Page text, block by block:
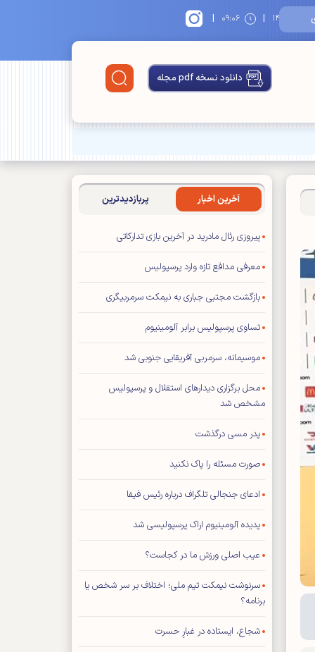
| ۰۹:۰۶ |
دانلود نسخه pdf مجله
آخرین اخبار پربازدیدترین
پیروزی رئال مادرید در آخرین بازی تدارکاتی
معرفی مدافع تازه وارد پرسپولیس
بازگشت مجتبی جباری به نیمکت سرمربیگری
تساوی پرسپولیس برابر آلومینیوم
موسیمانه، سرمربی آفریقایی جنوبی شد
محل برگزاری دیدار‌های استقلال و پرسپولیس
مشخص شد
پدر مسی درگذشت
صورت مسئله را پاک نکنید
ادعای جنجالی تلگراف درباره رئیس فیفا
پدیده آلومینیوم اراک پرسپولیسی شد
عیب اصلی ورزش ما در کجاست؟
سرنوشت نیمکت تیم ملی؛ اختلاف بر سر شخص یا
برنامه؟
شجاع، ایستاده در غبارِ حسرت